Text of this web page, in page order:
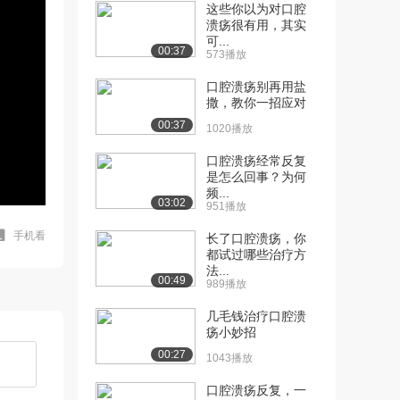
手机看
00:37
这些你以为对口腔
溃疡很有用，其实
可...
573播放
00:37
口腔溃疡别再用盐
撒，教你一招应对
1020播放
03:02
口腔溃疡经常反复
是怎么回事？为何
频...
951播放
00:49
长了口腔溃疡，你
都试过哪些治疗方
法...
989播放
00:27
几毛钱治疗口腔溃
疡小妙招
1043播放
口腔溃疡反复，一